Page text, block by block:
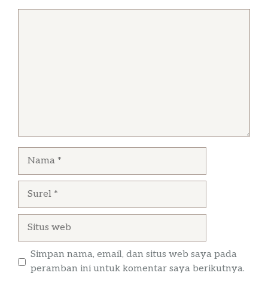
Simpan nama, email, dan situs web saya pada
peramban ini untuk komentar saya berikutnya.